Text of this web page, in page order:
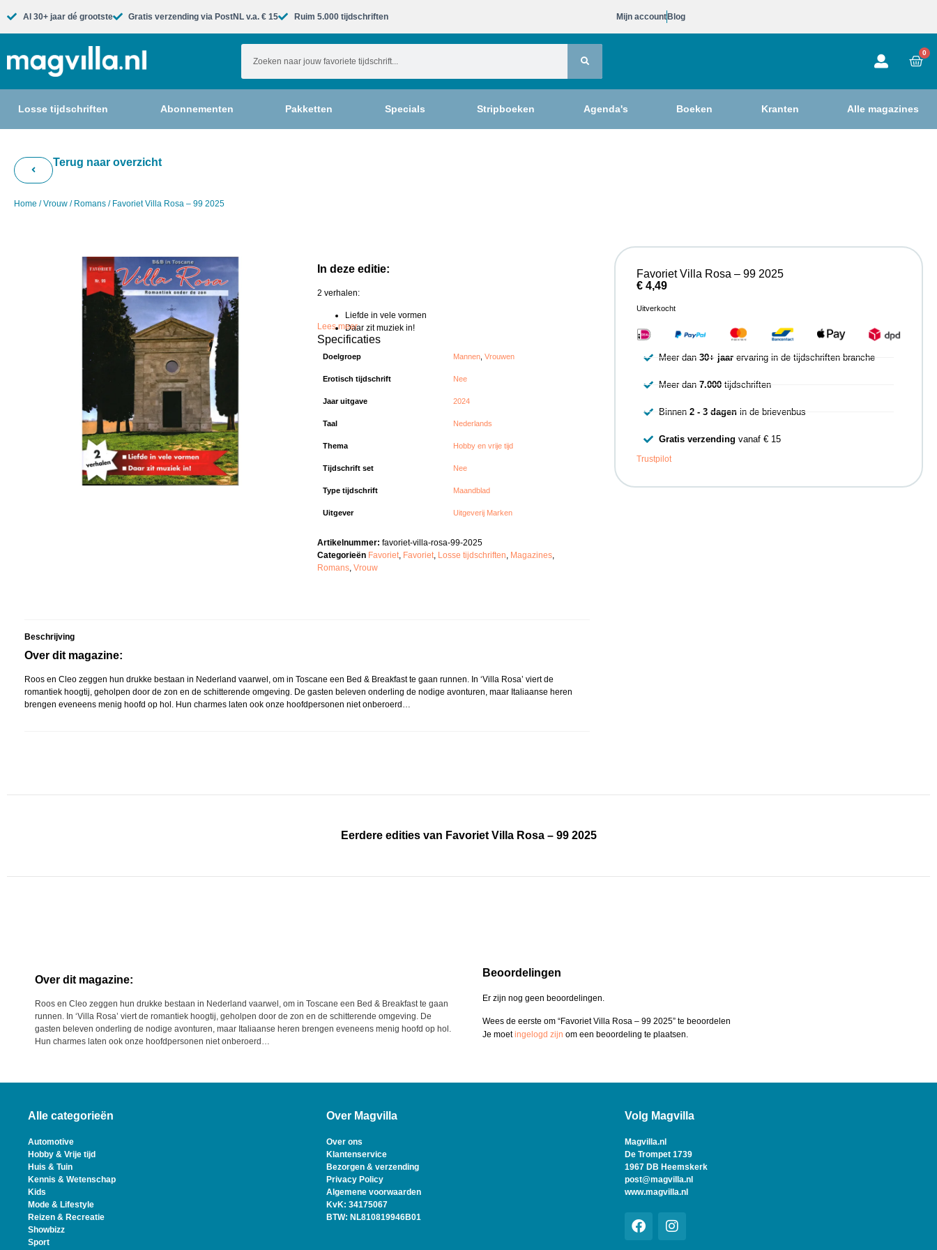
Al 30+ jaar dé grootste​ Gratis verzending via PostNL v.a. € 15 Ruim 5.000 tijdschriften​ Mijn account Blog
0
Losse tijdschriften Abonnementen Pakketten Specials Stripboeken Agenda's Boeken Kranten Alle magazines
Terug naar overzicht
Home /Vrouw / Romans / Favoriet Villa Rosa – 99 2025
In deze editie:
2 verhalen:
Liefde in vele vormen
Daar zit muziek in!
Lees meer
Specificaties
Doelgroep Mannen ,Vrouwen
Erotisch tijdschrift Nee
Jaar uitgave 2024
Taal Nederlands
Thema Hobby en vrije tijd
Tijdschrift set Nee
Type tijdschrift Maandblad
Uitgever Uitgeverij Marken
Artikelnummer:favoriet-villa-rosa-99-2025
Categorieën Favoriet, Favoriet, Losse tijdschriften, Magazines,
Romans,Vrouw
Beschrijving
Over dit magazine:
Roos en Cleo zeggen hun drukke bestaan in Nederland vaarwel, om in Toscane een Bed & Breakfast te gaan runnen. In ‘Villa Rosa’ viert de
romantiek hoogtij, geholpen door de zon en de schitterende omgeving. De gasten beleven onderling de nodige avonturen, maar Italiaanse heren
brengen eveneens menig hoofd op hol. Hun charmes laten ook onze hoofdpersonen niet onberoerd…
Favoriet Villa Rosa – 99 2025
€4,49
Uitverkocht
Meer dan30+ jaar ervaring in de tijdschriften branche
Meer dan7.000 tijdschriften
Binnen2 - 3 dagen in de brievenbus
Gratis verzending vanaf € 15
Trustpilot
Eerdere edities van Favoriet Villa Rosa – 99 2025
Over dit magazine:
Roos en Cleo zeggen hun drukke bestaan in Nederland vaarwel, om in Toscane een Bed & Breakfast te gaan
runnen. In ‘Villa Rosa’ viert de romantiek hoogtij, geholpen door de zon en de schitterende omgeving. De
gasten beleven onderling de nodige avonturen, maar Italiaanse heren brengen eveneens menig hoofd op hol.
Hun charmes laten ook onze hoofdpersonen niet onberoerd…
Beoordelingen
Er zijn nog geen beoordelingen.
Wees de eerste om “Favoriet Villa Rosa – 99 2025” te beoordelen
Je moetingelogd zijn om een beoordeling te plaatsen.
Alle categorieën
Automotive
Hobby & Vrije tijd
Huis & Tuin
Kennis & Wetenschap
Kids
Mode & Lifestyle
Reizen & Recreatie
Showbizz
Sport
Over Magvilla
Over ons
Klantenservice
Bezorgen & verzending
Privacy Policy
Algemene voorwaarden
KvK: 34175067
BTW: NL810819946B01
Volg Magvilla
Magvilla.nl
De Trompet 1739
1967 DB Heemskerk
post@magvilla.nl
www.magvilla.nl